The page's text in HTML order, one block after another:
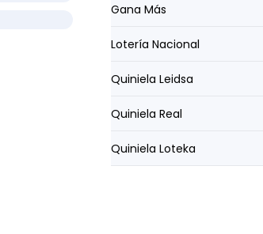
Gana Más
Lotería Nacional
Quiniela Leidsa
Quiniela Real
Quiniela Loteka